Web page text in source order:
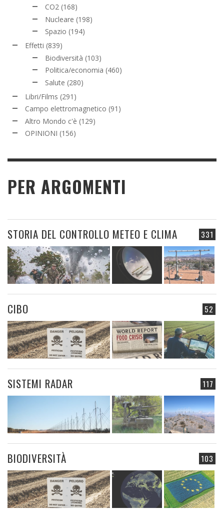
CO2 (168)
Nucleare (198)
Spazio (194)
Effetti (839)
Biodiversità (103)
Politica/economia (460)
Salute (280)
Libri/Films (291)
Campo elettromagnetico (91)
Altro Mondo c'è (129)
OPINIONI (156)
PER ARGOMENTI
331
STORIA DEL CONTROLLO METEO E CLIMA
52
CIBO
117
SISTEMI RADAR
103
BIODIVERSITÀ